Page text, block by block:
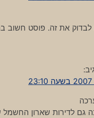
לבדוק את זה. פוסט חשוב
גם לדירות שארון החשמל